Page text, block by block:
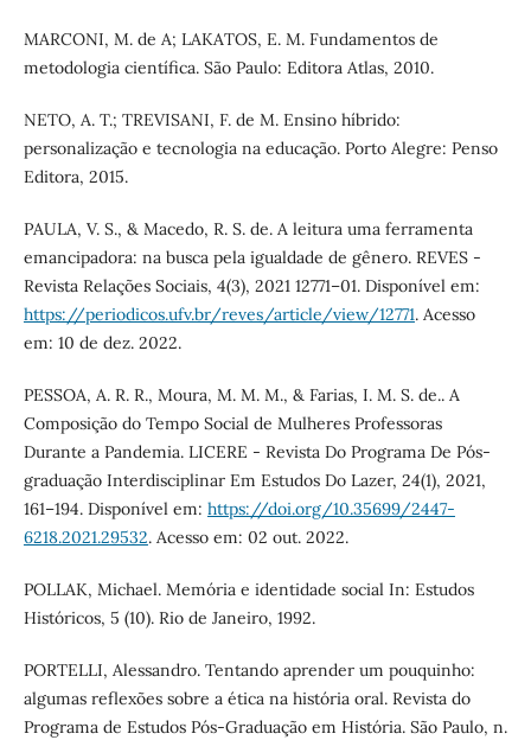
MARCONI, M. de A; LAKATOS, E. M. Fundamentos de
metodologia científica. São Paulo: Editora Atlas, 2010.
NETO, A. T.; TREVISANI, F. de M. Ensino híbrido:
personalização e tecnologia na educação. Porto Alegre: Penso
Editora, 2015.
PAULA, V. S., & Macedo, R. S. de. A leitura uma ferramenta
emancipadora: na busca pela igualdade de gênero. REVES -
Revista Relações Sociais, 4(3), 2021 12771–01. Disponível em:
https://periodicos.ufv.br/reves/article/view/12771. Acesso
em: 10 de dez. 2022.
PESSOA, A. R. R., Moura, M. M. M., & Farias, I. M. S. de.. A
Composição do Tempo Social de Mulheres Professoras
Durante a Pandemia. LICERE - Revista Do Programa De Pós-
graduação Interdisciplinar Em Estudos Do Lazer, 24(1), 2021,
161–194. Disponível em: https://doi.org/10.35699/2447-
6218.2021.29532. Acesso em: 02 out. 2022.
POLLAK, Michael. Memória e identidade social In: Estudos
Históricos, 5 (10). Rio de Janeiro, 1992.
PORTELLI, Alessandro. Tentando aprender um pouquinho:
algumas reflexões sobre a ética na história oral. Revista do
Programa de Estudos Pós-Graduação em História. São Paulo, n.